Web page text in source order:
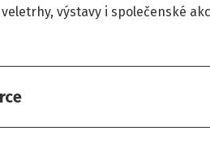
výstavy i společenské